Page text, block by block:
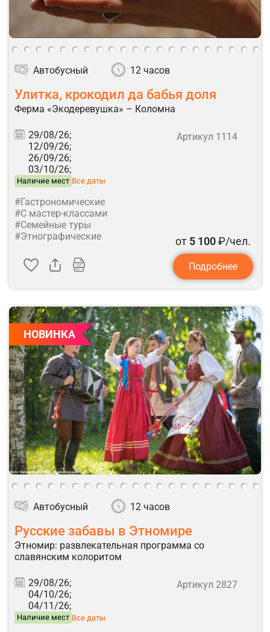
Автобусный 12 часов
Улитка, крокодил да бабья доля
Ферма «Экодеревушка» – Коломна
29/08/26;
12/09/26;
26/09/26;
03/10/26;
Наличие мест Все даты
Артикул 1114
#Гастрономические
#С мастер-классами
#Семейные туры
#Этнографические
от 5 100₽/чел.
Подробнее
НОВИНКА
Автобусный 12 часов
Русские забавы в Этномире
Этномир: развлекательная программа со
славянским колоритом
29/08/26;
04/10/26;
04/11/26;
Наличие мест Все даты
Артикул 2827